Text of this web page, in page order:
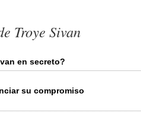
Troye Sivan
en secreto?
su compromiso